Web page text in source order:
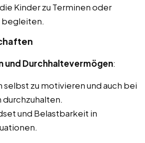
Kinder zu Terminen oder
begleiten.
Durchhaltevermögen:
selbst zu motivieren und auch bei
durchzuhalten.
und Belastbarkeit in